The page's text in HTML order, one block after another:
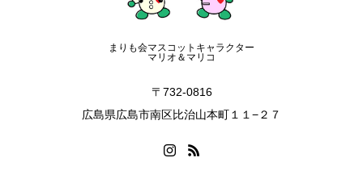
まりも会マスコットキャラクター
マリオ＆マリコ
〒732-0816
広島県広島市南区比治山本町１１−２７